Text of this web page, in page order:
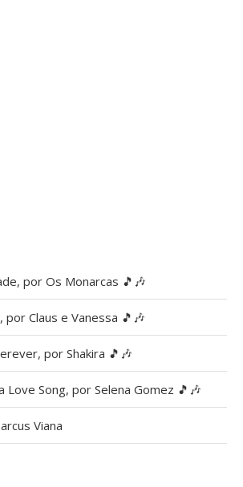
por Os Monarcas 🎵🎶
Claus e Vanessa 🎵🎶
por Shakira 🎵🎶
Love Song, por Selena Gomez 🎵🎶
Viana